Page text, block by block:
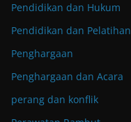
Pendidikan dan Hukum
Pendidikan dan Pelatihan
Penghargaan
Penghargaan dan Acara
perang dan konflik